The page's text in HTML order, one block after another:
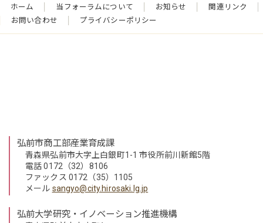
ホーム 当フォーラムについて お知らせ
関連リンク
お問い合わせ
プライバシーポリシー
弘前市商工部産業育成課
青森県弘前市大字上白銀町1-1 市役所前川新館5階
電話 0172（32）8106
ファックス 0172（35）1105
メール sangyo@city.hirosaki.lg.jp
弘前大学研究・イノベーション推進機構